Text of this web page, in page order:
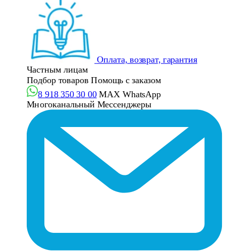
Оплата, возврат, гарантия
Частным лицам
Подбор товаров Помощь с заказом
8 918 350 30 00 MAX WhatsApp
Многоканальный Мессенджеры